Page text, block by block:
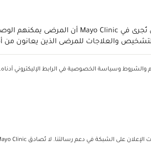
والشروط وسياسة الخصوصية في الرابط الإليكتروني أدناه.